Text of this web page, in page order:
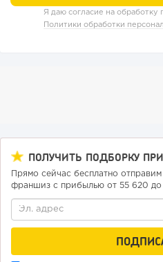
138
Я даю согласие на обработку
Политики обработки
ПОЛУЧИТЬ ПОДБОРКУ
Прямо сейчас бесплатно
франшиз с прибылью от 55 620